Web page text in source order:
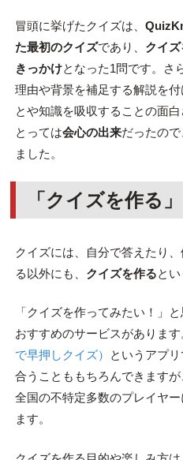
冒頭に挙げたクイズは、
た最初のクイズであり、 クイ
きっかけとなった1問です。さ
理由や背景を補足する解説を
とや知識を吸収することの面
とっては会心の出来だったの
ました。
「クイズを作る
クイズには、自分で答えたり
る以外にも、 クイズを作ると
「クイズを作ってみたい！」
おすすめのサービスがあります
で早押しクイズ）
というアプ
合うことももちろんできますが
全国の不特定多数のプレイヤ
ます。